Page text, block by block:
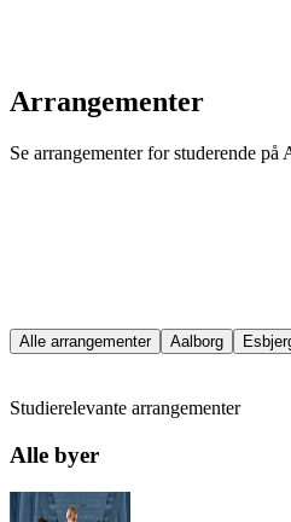
Arrangementer
Se arrangementer for studerende
Alle arrangementer Aalborg
Studierelevante arrangementer
Alle byer